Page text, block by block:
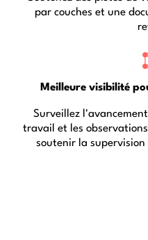
par couches et une
Meilleure visibilité
Surveillez
travail et les
soutenir la